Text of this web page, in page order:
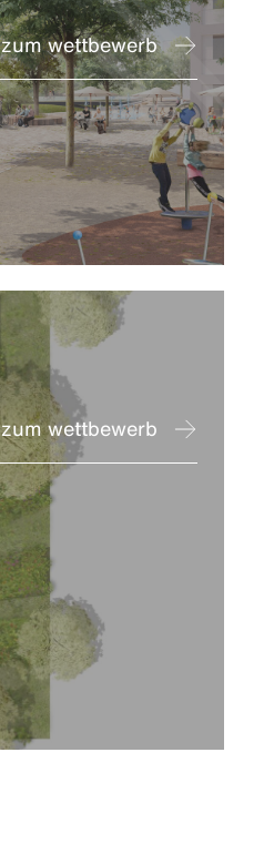
zum wettbewerb
zum wettbewerb